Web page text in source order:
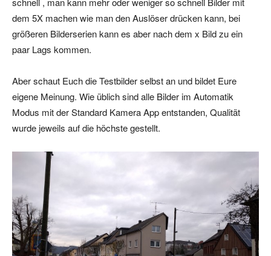
dem 5X machen wie man den Auslöser drücken kann, bei
größeren Bilderserien kann es aber nach dem x Bild zu ein
paar Lags kommen.
Aber schaut Euch die Testbilder selbst an und bildet Eure
eigene Meinung. Wie üblich sind alle Bilder im Automatik
Modus mit der Standard Kamera App entstanden, Qualität
wurde jeweils auf die höchste gestellt.